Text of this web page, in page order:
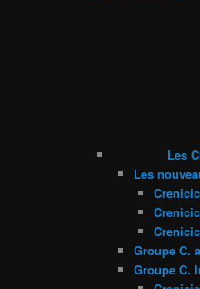
Les
Les
Groupe C.
Groupe C.